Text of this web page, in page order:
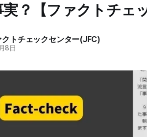
？【ファクトチェッ
クトチェックセンター(JFC)
8日